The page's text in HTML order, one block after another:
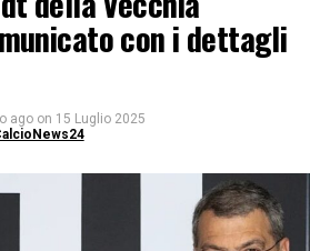
con i dettagli
ago on 15 Luglio 2025